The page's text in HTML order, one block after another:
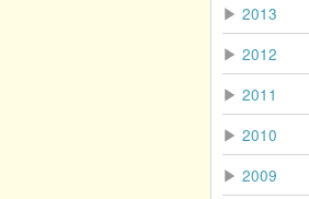
▶ 2013
▶ 2012
▶ 2011
▶ 2010
▶ 2009